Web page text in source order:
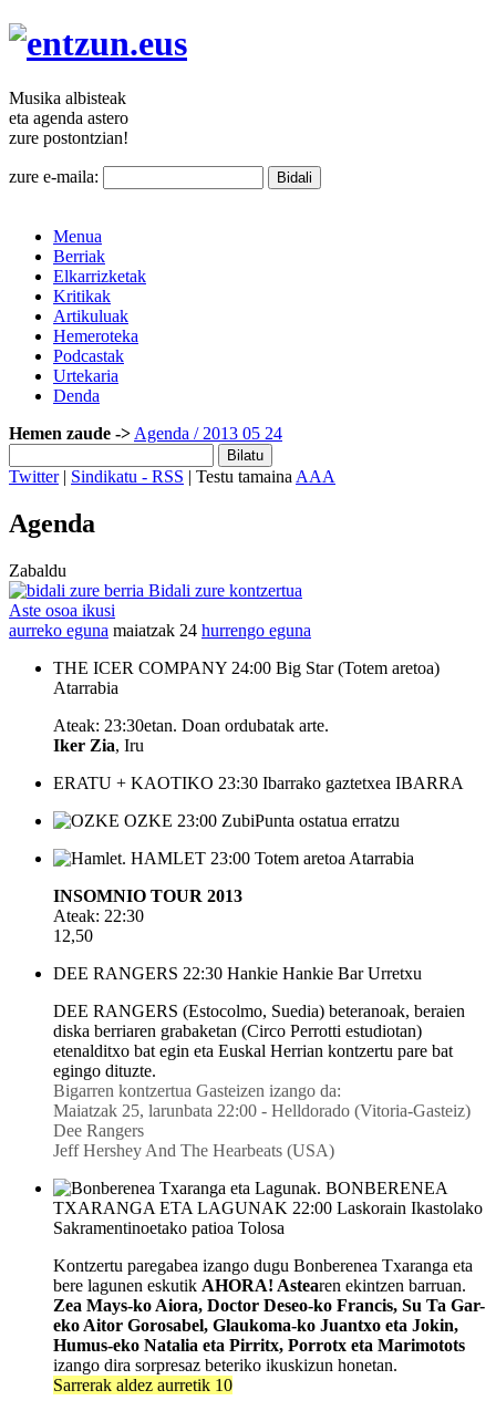
Musika albisteak
eta agenda astero
zure postontzian!
zure e-maila:
Menua
Berriak
Elkarrizketak
Kritikak
Artikuluak
Hemeroteka
Podcastak
Urtekaria
Denda
Hemen zaude -> Agenda / 2013 05 24
Twitter| Sindikatu - RSS | Testu tamaina AAA
Agenda
Zabaldu
Bidali zure kontzertua
Aste osoa ikusi
aurreko eguna maiatzak 24 hurrengo eguna
THE ICER COMPANY 24:00 Big Star (Totem aretoa)
Atarrabia
Ateak: 23:30etan. Doan ordubatak arte.
Iker Zia, Iru
ERATU + KAOTIKO 23:30 Ibarrako gaztetxea IBARRA
OZKE 23:00 ZubiPunta ostatua erratzu
HAMLET 23:00 Totem aretoa Atarrabia
INSOMNIO TOUR 2013
Ateak: 22:30
12,50
DEE RANGERS 22:30 Hankie Hankie Bar Urretxu
DEE RANGERS (Estocolmo, Suedia) beteranoak, beraien
diska berriaren grabaketan (Circo Perrotti estudiotan)
etenalditxo bat egin eta Euskal Herrian kontzertu pare bat
egingo dituzte.
Bigarren kontzertua Gasteizen izango da:
Maiatzak 25, larunbata 22:00 - Helldorado (Vitoria-Gasteiz)
Dee Rangers
Jeff Hershey And The Hearbeats (USA)
BONBERENEA
TXARANGA ETA LAGUNAK 22:00 Laskorain Ikastolako
Sakramentinoetako patioa Tolosa
Kontzertu paregabea izango dugu Bonberenea Txaranga eta
bere lagunen eskutik AHORA! Astearen ekintzen barruan.
Zea Mays-ko Aiora, Doctor Deseo-ko Francis, Su Ta Gar-
eko Aitor Gorosabel, Glaukoma-ko Juantxo eta Jokin,
Humus-eko Natalia eta Pirritx, Porrotx eta Marimotots
izango dira sorpresaz beteriko ikuskizun honetan.
Sarrerak aldez aurretik 10